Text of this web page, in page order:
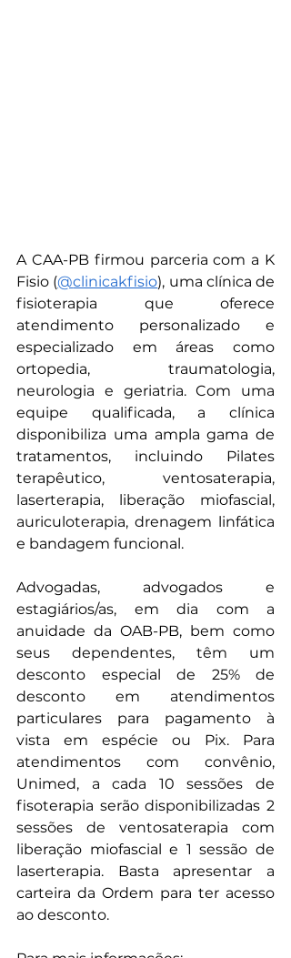
A CAA-PB firmou parceria com a K
Fisio (
@‌clinicakfisio), uma clínica de
fisioterapia que oferece
atendimento personalizado e
especializado em áreas como
ortopedia, traumatologia,
neurologia e geriatria. Com uma
equipe qualificada, a clínica
disponibiliza uma ampla gama de
tratamentos, incluindo Pilates
terapêutico, ventosaterapia,
laserterapia, liberação miofascial,
auriculoterapia, drenagem linfática
e bandagem funcional.
Advogadas, advogados e
estagiários/as, em dia com a
anuidade da OAB-PB, bem como
seus dependentes, têm um
desconto especial de 25% de
desconto em atendimentos
particulares para pagamento à
vista em espécie ou Pix. Para
atendimentos com convênio,
Unimed, a cada 10 sessões de
fisoterapia serão disponibilizadas 2
sessões de ventosaterapia com
liberação miofascial e 1 sessão de
laserterapia. Basta apresentar a
carteira da Ordem para ter acesso
ao desconto.